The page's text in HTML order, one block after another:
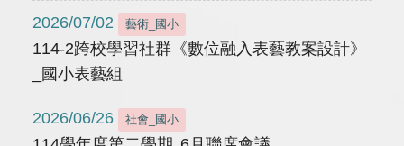
2026/07/02 藝術_國小
114-2跨校學習社群《數位融入表藝教案設計》
_國小表藝組
2026/06/26 社會_國小